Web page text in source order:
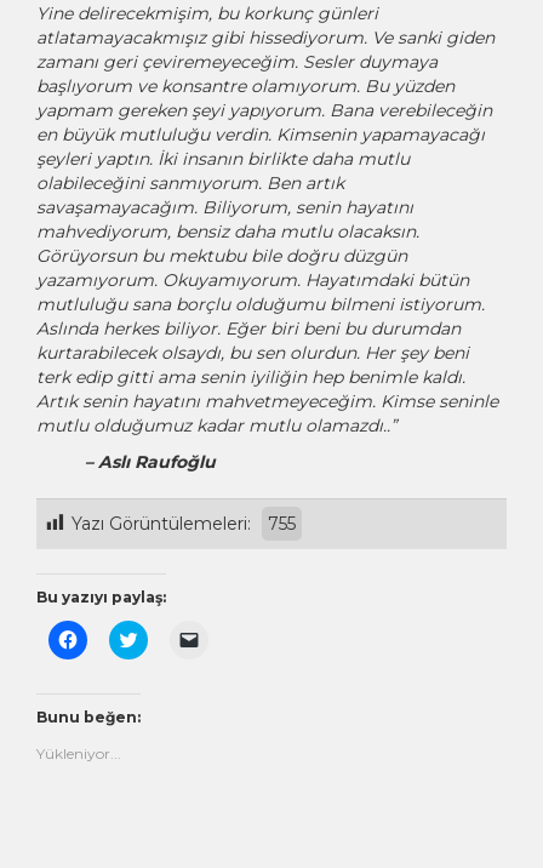
Yine delirecekmişim, bu korkunç günleri
atlatamayacakmışız gibi hissediyorum. Ve sanki giden
zamanı geri çeviremeyeceğim. Sesler duymaya
başlıyorum ve konsantre olamıyorum. Bu yüzden
yapmam gereken şeyi yapıyorum. Bana verebileceğin
en büyük mutluluğu verdin. Kimsenin yapamayacağı
şeyleri yaptın. İki insanın birlikte daha mutlu
olabileceğini sanmıyorum. Ben artık
savaşamayacağım. Biliyorum, senin hayatını
mahvediyorum, bensiz daha mutlu olacaksın.
Görüyorsun bu mektubu bile doğru düzgün
yazamıyorum. Okuyamıyorum. Hayatımdaki bütün
mutluluğu sana borçlu olduğumu bilmeni istiyorum.
Aslında herkes biliyor. Eğer biri beni bu durumdan
kurtarabilecek olsaydı, bu sen olurdun. Her şey beni
terk edip gitti ama senin iyiliğin hep benimle kaldı.
Artık senin hayatını mahvetmeyeceğim. Kimse seninle
mutlu olduğumuz kadar mutlu olamazdı..”
– Aslı Raufoğlu
Yazı Görüntülemeleri: 755
Bu yazıyı paylaş:
Facebook'ta
paylaşmak
pencerede
açılır)
Twitter
üzerinde
(Yeni
Bunu beğen:
Yükleniyor...